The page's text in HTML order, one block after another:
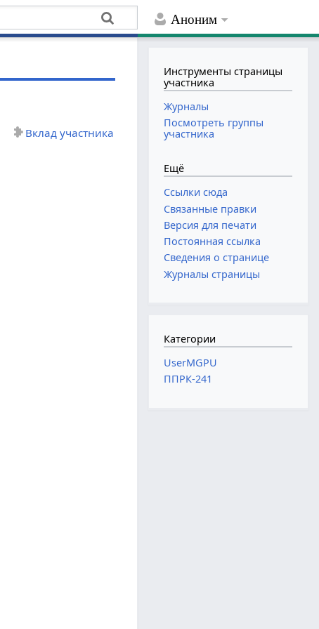
Аноним
Вклад участника
Инструменты страницы
участника
Журналы
Посмотреть группы
участника
Ещё
Ссылки сюда
Связанные правки
Версия для печати
Постоянная ссылка
Сведения о странице
Журналы страницы
Категории
UserMGPU
ППРК-241